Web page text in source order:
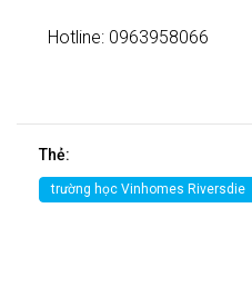
Hotline: 0963958066
Thẻ:
trường học Vinhomes Riversdie